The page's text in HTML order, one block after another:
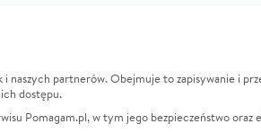
Zbieraj na
Leczenie
naszych partnerów. Obejmuje to zapisywanie i
dostępu.
Pomagam.pl, w tym jego bezpieczeństwo